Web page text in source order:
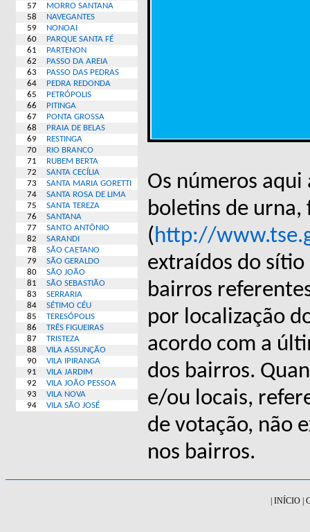
57
MORRO SANTANA
58
NAVEGANTES
59
NONOAI
60
PARQUE SANTA FÉ
61
PARTENON
62
PASSO DA AREIA
63
PASSO DAS PEDRAS
64
PEDRA REDONDA
65
PETRÓPOLIS
66
PITINGA
67
PONTA GROSSA
68
PRAIA DE BELAS
69
RESTINGA
70
RIO BRANCO
71
RUBEM BERTA
72
SANTA CECÍLIA
73
SANTA MARIA GORETTI
74
SANTA ROSA DE LIMA
75
SANTA TEREZA
76
SANTANA
77
SANTO ANTÔNIO
82
SARANDI
78
SÃO CAETANO
79
SÃO GERALDO
80
SÃO JOÃO
81
SÃO SEBASTIÃO
83
SERRARIA
84
SÉTIMO CÉU
85
TERESÓPOLIS
86
TRÊS FIGUEIRAS
87
TRISTEZA
88
VILA ASSUNÇÃO
90
VILA IPIRANGA
91
VILA JARDIM
92
VILA JOÃO PESSOA
93
VILA NOVA
94
VILA SÃO JOSÉ
Os números
boletins de urna,
(http://
extraídos do sítio
bairros
por localização
acordo com a
dos bairros.
e/ou locais,
de votação, não
nos bairros.
| INÍCIO |